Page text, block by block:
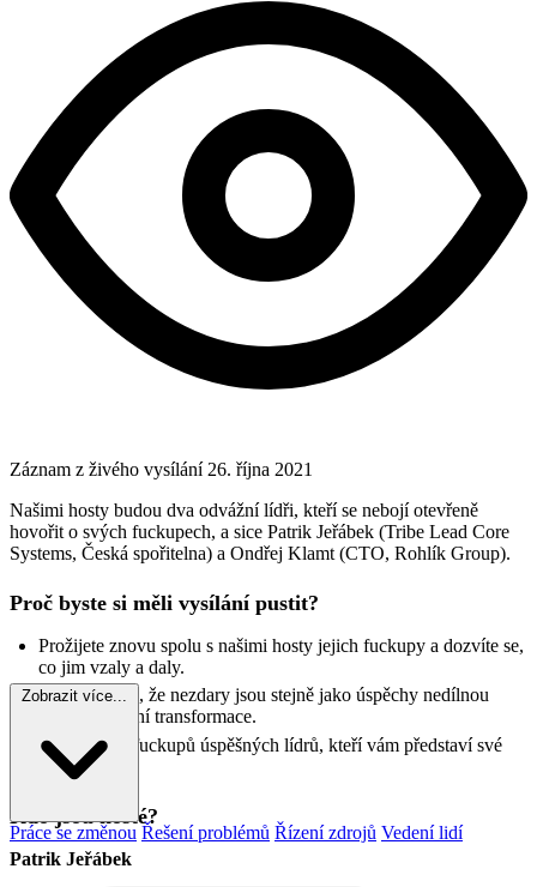
Záznam z živého vysílání 26. října 2021
Našimi hosty budou dva odvážní lídři, kteří se nebojí otevřeně
hovořit o svých fuckupech, a sice Patrik Jeřábek (Tribe Lead Core
Systems, Česká spořitelna) a Ondřej Klamt (CTO, Rohlík Group).
Proč byste si měli vysílání pustit?
Prožijete znovu spolu s našimi hosty jejich fuckupy a dozvíte se,
co jim vzaly a daly.
Uvědomíte si, že nezdary jsou stejně jako úspěchy nedílnou
součástí Agilní transformace.
Poučíte se z fuckupů úspěšných lídrů, kteří vám představí své
lekce.
Kdo jsou hosté?
Patrik Jeřábek
Zobrazit více...
Práce se změnou Řešení problémů Řízení zdrojů Vedení lidí